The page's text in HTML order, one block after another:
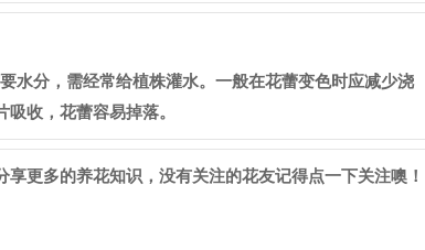
水分，需经常给植株灌水。一般在花蕾变色时应减少浇
收，花蕾容易掉落。
更多的养花知识，没有关注的花友记得点一下关注噢！